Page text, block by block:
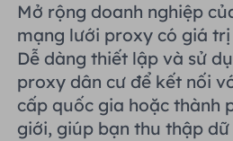
Mở rộng doanh nghiệp
mạng lưới proxy có giá
Dễ dàng thiết lập và sử
proxy dân cư để kết nối
cấp quốc gia hoặc thành
giới, giúp bạn thu thập